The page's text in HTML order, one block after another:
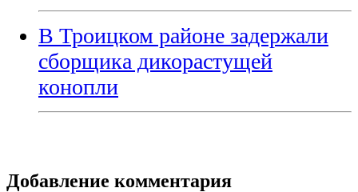
В Троицком районе задержали
сборщика дикорастущей
конопли
Добавление комментария